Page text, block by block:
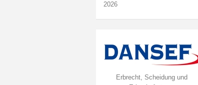
2026
Erbrecht, Scheidung und